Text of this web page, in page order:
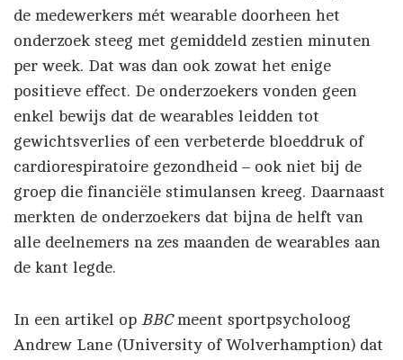
de medewerkers mét wearable doorheen het
onderzoek steeg met gemiddeld zestien minuten
per week. Dat was dan ook zowat het enige
positieve effect. De onderzoekers vonden geen
enkel bewijs dat de wearables leidden tot
gewichtsverlies of een verbeterde bloeddruk of
cardiorespiratoire gezondheid – ook niet bij de
groep die financiële stimulansen kreeg. Daarnaast
merkten de onderzoekers dat bijna de helft van
alle deelnemers na zes maanden de wearables aan
de kant legde.
In een artikel op BBCmeent sportpsycholoog
Andrew Lane (University of Wolverhamption) dat